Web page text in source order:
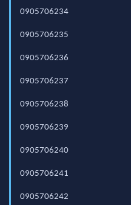
0905706234
0905706235
0905706236
0905706237
0905706238
0905706239
0905706240
0905706241
0905706242